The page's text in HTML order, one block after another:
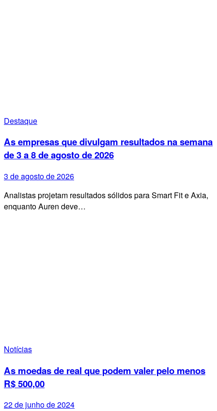
Destaque
As empresas que divulgam resultados na semana
de 3 a 8 de agosto de 2026
3 de agosto de 2026
Analistas projetam resultados sólidos para Smart Fit e Axia,
enquanto Auren deve…
Notícias
As moedas de real que podem valer pelo menos
R$ 500,00
22 de junho de 2024